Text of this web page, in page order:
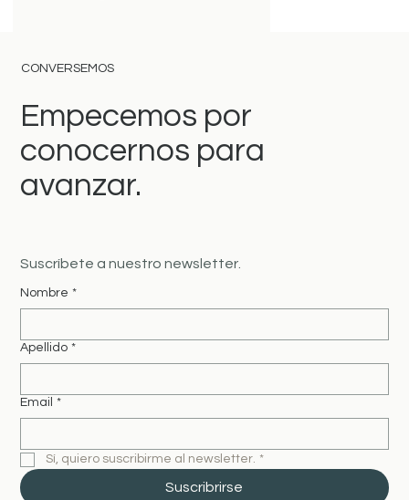
CONVERSEMOS
Empecemos por
conocernos para
avanzar.
Suscríbete a nuestro newsletter.
Nombre *
Apellido *
Email *
Sí, quiero suscribirme al newsletter. *
Suscribrirse